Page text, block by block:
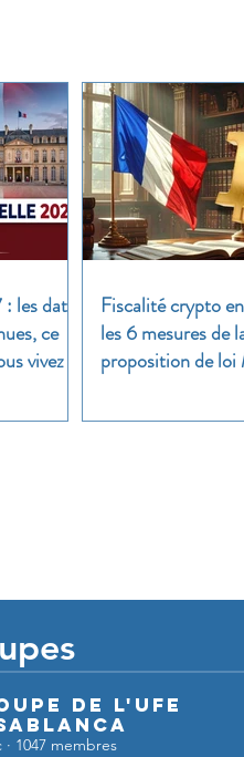
dates
ce
vivez à
Fiscalité crypto
les 6 mesures de
proposition de loi
de l'UFE
· 1047 membres